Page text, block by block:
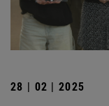
28 | 02 | 2025